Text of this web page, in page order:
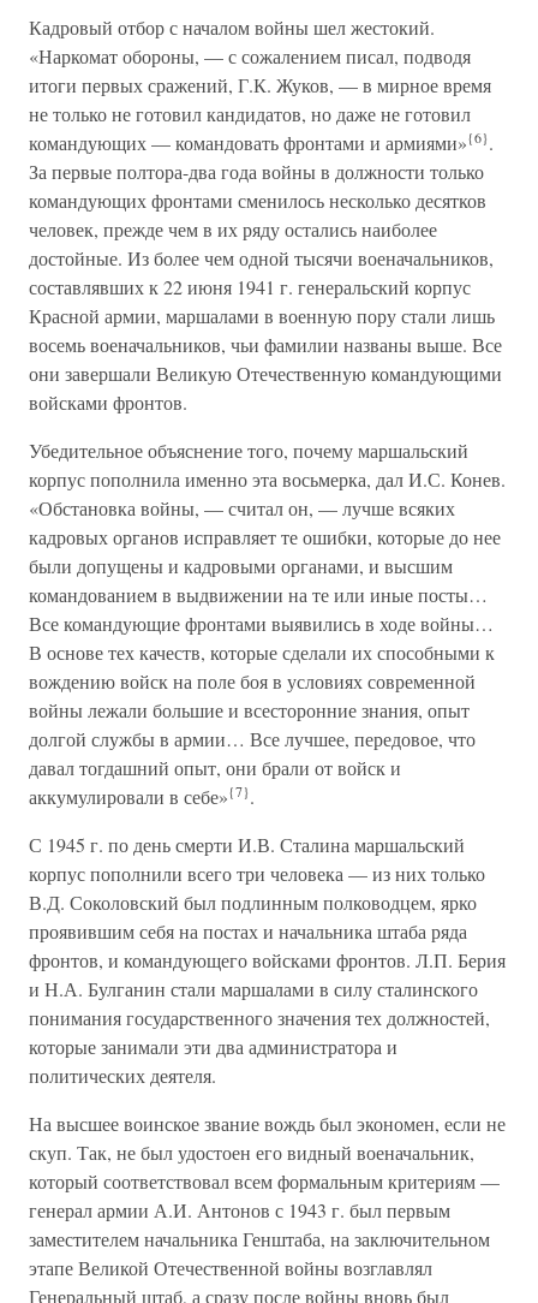
Кадровый отбор с началом войны шел жестокий.
«Наркомат обороны, — с сожалением писал, подводя
итоги первых сражений, Г.К. Жуков, — в мирное время
не только не готовил кандидатов, но даже не готовил
командующих — командовать фронтами и армиями»{6}.
За первые полтора-два года войны в должности только
командующих фронтами сменилось несколько десятков
человек, прежде чем в их ряду остались наиболее
достойные. Из более чем одной тысячи военачальников,
составлявших к 22 июня 1941 г. генеральский корпус
Красной армии, маршалами в военную пору стали лишь
восемь военачальников, чьи фамилии названы выше. Все
они завершали Великую Отечественную командующими
войсками фронтов.
Убедительное объяснение того, почему маршальский
корпус пополнила именно эта восьмерка, дал И.С. Конев.
«Обстановка войны, — считал он, — лучше всяких
кадровых органов исправляет те ошибки, которые до нее
были допущены и кадровыми органами, и высшим
командованием в выдвижении на те или иные посты…
Все командующие фронтами выявились в ходе войны…
В основе тех качеств, которые сделали их способными к
вождению войск на поле боя в условиях современной
войны лежали большие и всесторонние знания, опыт
долгой службы в армии… Все лучшее, передовое, что
давал тогдашний опыт, они брали от войск и
аккумулировали в себе»{7}.
С 1945 г. по день смерти И.В. Сталина маршальский
корпус пополнили всего три человека — из них только
В.Д. Соколовский был подлинным полководцем, ярко
проявившим себя на постах и начальника штаба ряда
фронтов, и командующего войсками фронтов. Л.П. Берия
и Н.А. Булганин стали маршалами в силу сталинского
понимания государственного значения тех должностей,
которые занимали эти два администратора и
политических деятеля.
На высшее воинское звание вождь был экономен, если не
скуп. Так, не был удостоен его видный военачальник,
который соответствовал всем формальным критериям —
генерал армии А.И. Антонов с 1943 г. был первым
заместителем начальника Генштаба, на заключительном
этапе Великой Отечественной войны возглавлял
Генеральный штаб, а сразу после войны вновь был